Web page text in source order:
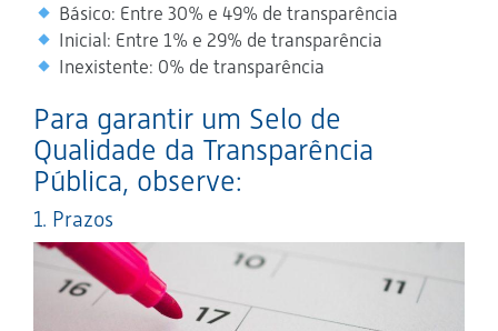
Básico: Entre 30% e 49% de transparência
Inicial: Entre 1% e 29% de transparência
Inexistente: 0% de transparência
Para garantir um Selo de
Qualidade da Transparência
Pública, observe:
1. Prazos